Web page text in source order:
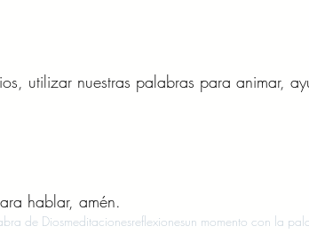
utilizar nuestras palabras para animar,
hablar, amén.
de Diosmeditacionesreflexionesun momento con la